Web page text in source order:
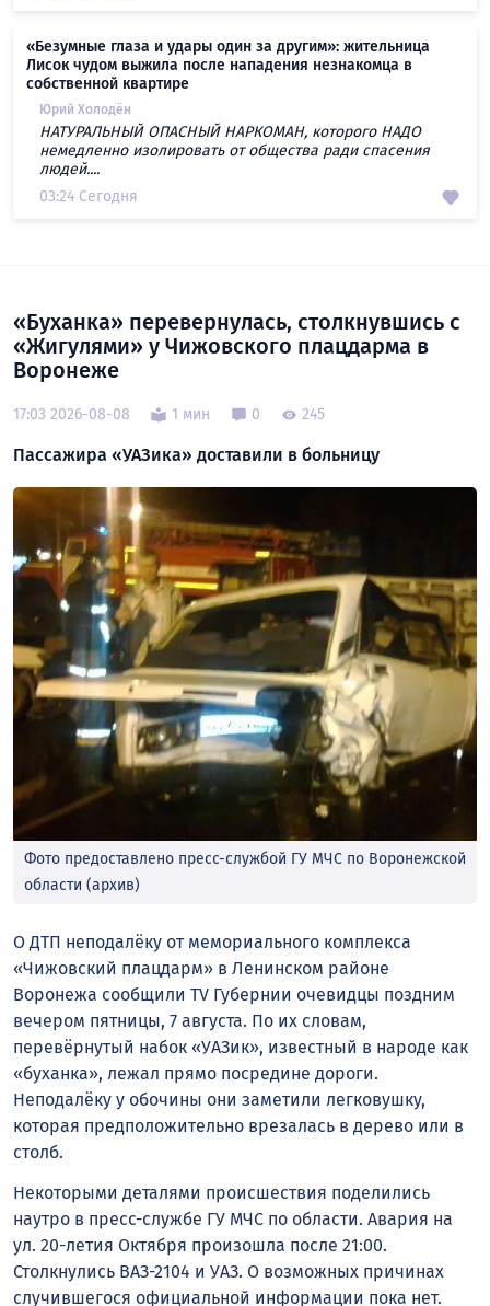
«Безумные глаза и удары один за другим»: жительница
Лисок чудом выжила после нападения незнакомца в
собственной квартире
Юрий Холодён
НАТУРАЛЬНЫЙ ОПАСНЫЙ НАРКОМАН, которого НАДО
немедленно изолировать от общества ради спасения
людей....
03:24 Сегодня
«Буханка» перевернулась, столкнувшись с
«Жигулями» у Чижовского плацдарма в
Воронеже
17:03 2026-08-08 1 мин 0 245
Пассажира «УАЗика» доставили в больницу
Фото предоставлено пресс-службой ГУ МЧС по Воронежской
области (архив)
О ДТП неподалёку от мемориального комплекса
«Чижовский плацдарм» в Ленинском районе
Воронежа сообщили TV Губернии очевидцы поздним
вечером пятницы, 7 августа. По их словам,
перевёрнутый набок «УАЗик», известный в народе как
«буханка», лежал прямо посредине дороги.
Неподалёку у обочины они заметили легковушку,
которая предположительно врезалась в дерево или в
столб.
Некоторыми деталями происшествия поделились
наутро в пресс-службе ГУ МЧС по области. Авария на
ул. 20-летия Октября произошла после 21:00.
Столкнулись ВАЗ-2104 и УАЗ. О возможных причинах
случившегося официальной информации пока нет.